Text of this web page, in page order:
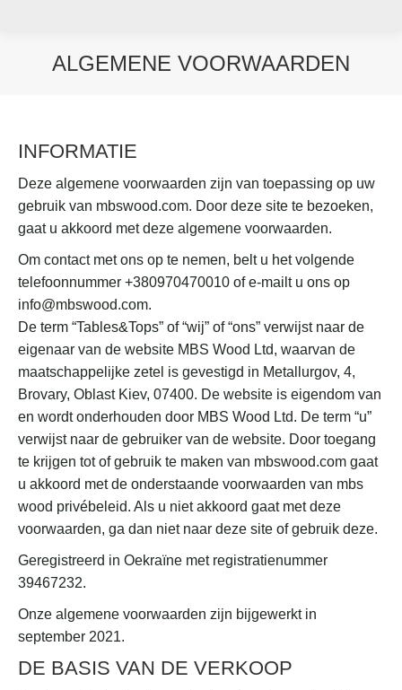
ALGEMENE VOORWAARDEN
INFORMATIE
Deze algemene voorwaarden zijn van toepassing op uw
gebruik van mbswood.com. Door deze site te bezoeken,
gaat u akkoord met deze algemene voorwaarden.
Om contact met ons op te nemen, belt u het volgende
telefoonnummer +380970470010 of e-mailt u ons op
info@mbswood.com.
De term “Tables&Tops” of “wij” of “ons” verwijst naar de
eigenaar van de website MBS Wood Ltd, waarvan de
maatschappelijke zetel is gevestigd in Metallurgov, 4,
Brovary, Oblast Kiev, 07400. De website is eigendom van
en wordt onderhouden door MBS Wood Ltd. De term “u”
verwijst naar de gebruiker van de website. Door toegang
te krijgen tot of gebruik te maken van mbswood.com gaat
u akkoord met de onderstaande voorwaarden van mbs
wood privébeleid. Als u niet akkoord gaat met deze
voorwaarden, ga dan niet naar deze site of gebruik deze.
Geregistreerd in Oekraïne met registratienummer
39467232.
Onze algemene voorwaarden zijn bijgewerkt in
september 2021.
DE BASIS VAN DE VERKOOP